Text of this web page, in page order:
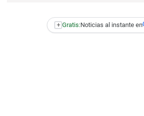
+ Gratis:Noticias al instante en